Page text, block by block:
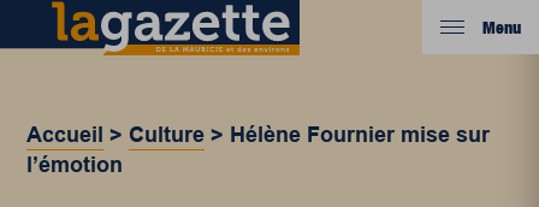
Menu
Accueil > Culture > Hélène Fournier mise sur
l’émotion